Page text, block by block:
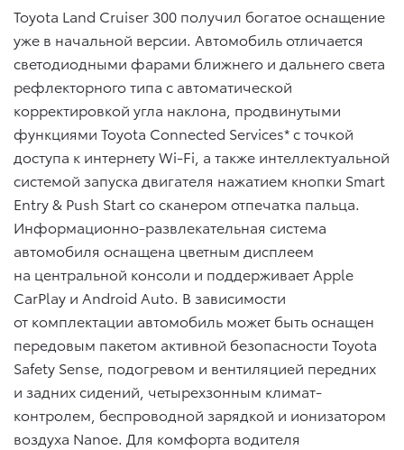
Toyota Land Cruiser 300 получил богатое оснащение
уже в начальной версии. Автомобиль отличается
светодиодными фарами ближнего и дальнего света
рефлекторного типа с автоматической
корректировкой угла наклона, продвинутыми
функциями Toyota Connected Services* с точкой
доступа к интернету Wi-Fi, а также интеллектуальной
системой запуска двигателя нажатием кнопки Smart
Entry & Push Start со сканером отпечатка пальца.
Информационно-развлекательная система
автомобиля оснащена цветным дисплеем
на центральной консоли и поддерживает Apple
CarPlay и Android Auto. В зависимости
от комплектации автомобиль может быть оснащен
передовым пакетом активной безопасности Toyota
Safety Sense, подогревом и вентиляцией передних
и задних сидений, четырехзонным климат-
контролем, беспроводной зарядкой и ионизатором
воздуха Nanoe. Для комфорта водителя